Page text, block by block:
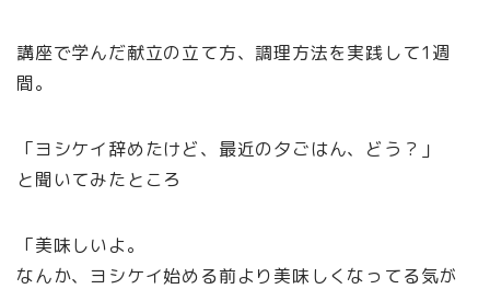
講座で学んだ献立の立て方、調理方法を実践して1週
間。
「ヨシケイ辞めたけど、最近の夕ごはん、どう？」
と聞いてみたところ
「美味しいよ。
なんか、ヨシケイ始める前より美味しくなってる気が